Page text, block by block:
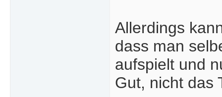
Allerdings
dass man
aufspielt und
Gut, nicht das